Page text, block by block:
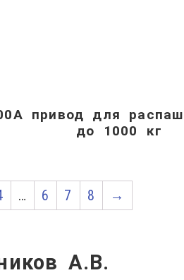
привод для
до 1000 кг
… 6 7 8 →
А.В.